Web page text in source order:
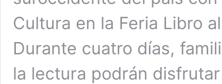
Cultura en la Feria Libro
Durante cuatro días,
la lectura podrán